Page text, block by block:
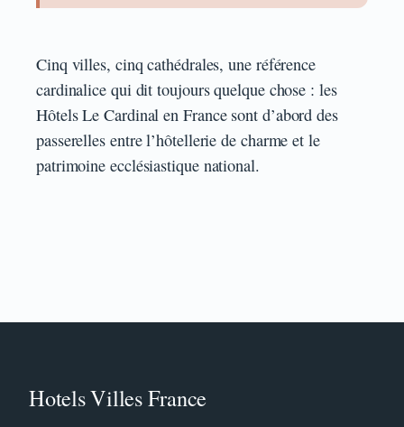
Cinq villes, cinq cathédrales, une référence
cardinalice qui dit toujours quelque chose : les
Hôtels Le Cardinal en France sont d’abord des
passerelles entre l’hôtellerie de charme et le
patrimoine ecclésiastique national.